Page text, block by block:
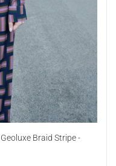
Braid Stripe -